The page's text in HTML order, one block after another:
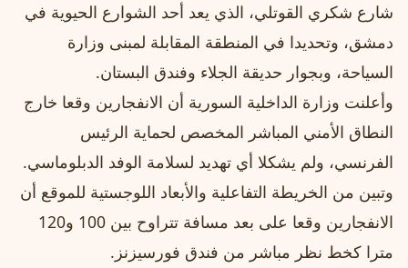
شارع شكري القوتلي، الذي يعد أحد الشوارع الحيوية في
دمشق، وتحديدا في المنطقة المقابلة لمبنى وزارة
السياحة، وبجوار حديقة الجلاء وفندق البستان.
وأعلنت وزارة الداخلية السورية أن الانفجارين وقعا خارج
النطاق الأمني المباشر المخصص لحماية الرئيس
الفرنسي، ولم يشكلا أي تهديد لسلامة الوفد الدبلوماسي.
وتبين من الخريطة التفاعلية والأبعاد اللوجستية للموقع أن
الانفجارين وقعا على بعد مسافة تتراوح بين 100 و120
مترا كخط نظر مباشر من فندق فورسيزنز.